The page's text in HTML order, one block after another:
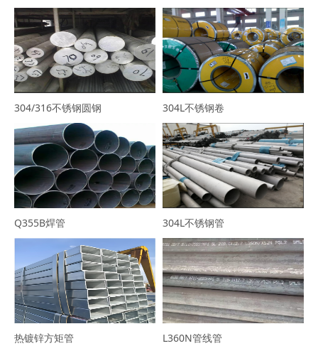
304/316不锈钢圆钢 304L不锈钢卷
Q355B焊管 304L不锈钢管
热镀锌方矩管 L360N管线管